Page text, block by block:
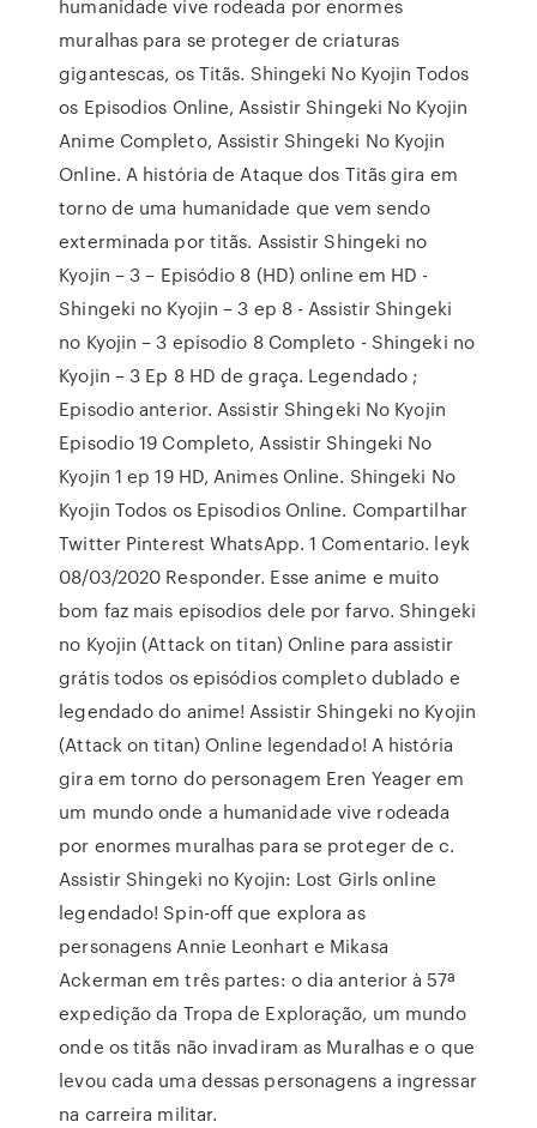
humanidade vive rodeada por enormes
muralhas para se proteger de criaturas
gigantescas, os Titãs. Shingeki No Kyojin Todos
os Episodios Online, Assistir Shingeki No Kyojin
Anime Completo, Assistir Shingeki No Kyojin
Online. A história de Ataque dos Titãs gira em
torno de uma humanidade que vem sendo
exterminada por titãs. Assistir Shingeki no
Kyojin – 3 – Episódio 8 (HD) online em HD -
Shingeki no Kyojin – 3 ep 8 - Assistir Shingeki
no Kyojin – 3 episodio 8 Completo - Shingeki no
Kyojin – 3 Ep 8 HD de graça. Legendado ;
Episodio anterior. Assistir Shingeki No Kyojin
Episodio 19 Completo, Assistir Shingeki No
Kyojin 1 ep 19 HD, Animes Online. Shingeki No
Kyojin Todos os Episodios Online. Compartilhar
Twitter Pinterest WhatsApp. 1 Comentario. leyk
08/03/2020 Responder. Esse anime e muito
bom faz mais episodios dele por farvo. Shingeki
no Kyojin (Attack on titan) Online para assistir
grátis todos os episódios completo dublado e
legendado do anime! Assistir Shingeki no Kyojin
(Attack on titan) Online legendado! A história
gira em torno do personagem Eren Yeager em
um mundo onde a humanidade vive rodeada
por enormes muralhas para se proteger de c.
Assistir Shingeki no Kyojin: Lost Girls online
legendado! Spin-off que explora as
personagens Annie Leonhart e Mikasa
Ackerman em três partes: o dia anterior à 57ª
expedição da Tropa de Exploração, um mundo
onde os titãs não invadiram as Muralhas e o que
levou cada uma dessas personagens a ingressar
na carreira militar.